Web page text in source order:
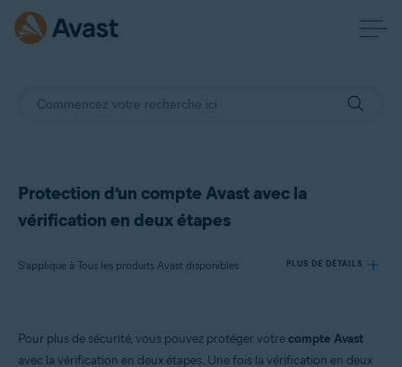
Protection d’un compte Avast avec la
vérification en deux étapes
S’applique à Tous les produits Avast disponibles PLUS DE DÉTAILS
Produits:
Tous les produits Avast disponibles
Pour plus de sécurité, vous pouvez protéger votrecompte Avast
avec la vérification en deux étapes. Une fois la vérification en deux